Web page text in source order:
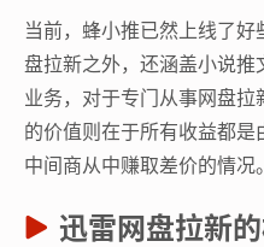
当前，蜂小推已然上线了
盘拉新之外，还涵盖小说
业务，对于专门从事网盘
的价值则在于所有收益都
中间商从中赚取差价的情况。
迅雷网盘拉新